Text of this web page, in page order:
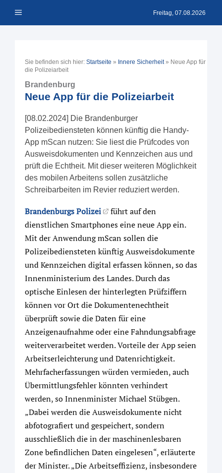
Inhalt Menü Freitag, 07.08.2026
Sie befinden sich hier: Startseite » Innere Sicherheit» Neue App für
die Polizeiarbeit
Brandenburg
Neue App für die Polizeiarbeit
[08.02.2024] Die Brandenburger
Polizeibediensteten können künftig die Handy-
App mScan nutzen: Sie liest die Prüfcodes von
Ausweisdokumenten und Kennzeichen aus und
prüft die Echtheit. Mit dieser weiteren Möglichkeit
des mobilen Arbeitens sollen zusätzliche
Schreibarbeiten im Revier reduziert werden.
Brandenburgs Polizei
führt auf den
dienstlichen Smartphones eine neue App ein.
Mit der Anwendung mScan sollen die
Polizeibediensteten künftig Ausweisdokumente
und Kennzeichen digital erfassen können, so das
Innenministerium des Landes. Durch das
optische Einlesen der hinterlegten Prüfziffern
können vor Ort die Dokumentenechtheit
überprüft sowie die Daten für eine
Anzeigenaufnahme oder eine Fahndungsabfrage
weiterverarbeitet werden. Vorteile der App seien
Arbeitserleichterung und Datenrichtigkeit.
Mehrfacherfassungen würden vermieden, auch
Übermittlungsfehler könnten verhindert
werden, so Innenminister Michael Stübgen.
„Dabei werden die Ausweisdokumente nicht
abfotografiert und gespeichert, sondern
ausschließlich die in der maschinenlesbaren
Zone befindlichen Daten eingelesen“, erläuterte
der Minister. „Die Arbeitseffizienz, insbesondere